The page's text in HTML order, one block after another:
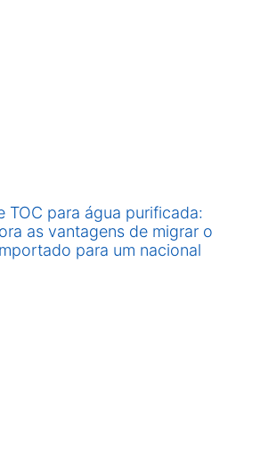
TOC para água purificada:
as vantagens de migrar o
para um nacional